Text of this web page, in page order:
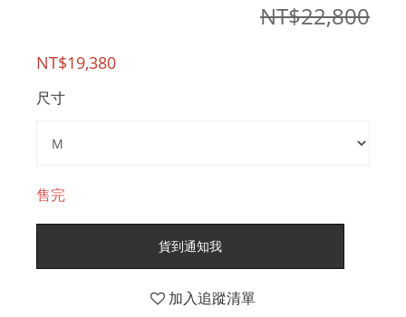
NT$22,800
NT$19,380
尺寸
售完
貨到通知我
加入追蹤清單